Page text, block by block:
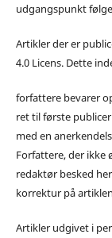
udgangspunkt
Artikler der er
4.0 Licens. Dette
forfattere bevarer
ret til første
med en
Forfattere, der ikke
redaktør besked
korrektur på
Artikler udgivet i